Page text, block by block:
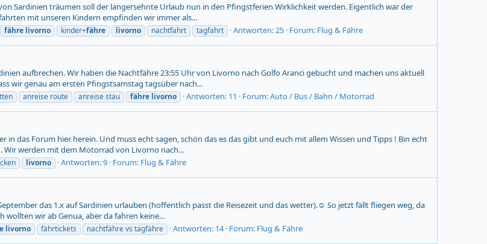
Sardinien träumen soll der langersehnte Urlaub nun in den Pfingstferien Wirklichkeit werden. Eigentlich war der
mit unseren Kindern empfinden wir immer als...
fähre livorno kinder+fähre livorno nachtfahrt tagfahrt Antworten: 25 Forum: Flug & Fähre
aufbrechen. Wir haben die Nachtfähre 23:55 Uhr von Livorno nach Golfo Aranci gebucht und machen uns aktuell
wir genau am ersten Pfingstsamstag tagsüber nach...
anreise route anreise stau fähre livorno Antworten: 11 Forum:Auto / Bus / Bahn / Motorrad
in das Forum hier herein. Und muss echt sagen, schön das es das gibt und euch mit allem Wissen und Tipps ! Bin echt
Wir werden mit dem Motorrad von Livorno nach...
livorno Antworten: 9 Forum: Flug & Fähre
das 1.x auf Sardinien urlauben (hoffentlich passt die Reisezeit und das wetter).☺️ So jetzt fällt fliegen weg, da
wir ab Genua, aber da fahren keine...
livorno fährtickets nachtfähre vs tagfähre Antworten: 14 Forum: Flug & Fähre